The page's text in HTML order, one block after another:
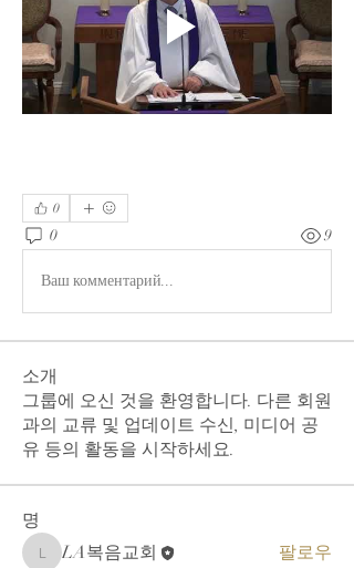
0
0 9
Ваш комментарий...
소개
그룹에 오신 것을 환영합니다. 다른 회원
과의 교류 및 업데이트 수신, 미디어 공
유 등의 활동을 시작하세요.
명
LA복음교회
LA복음교회
팔로우